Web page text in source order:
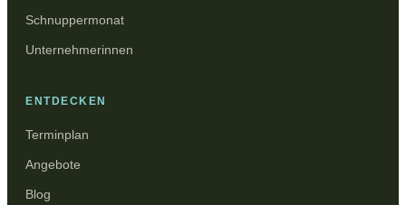
Schnuppermonat
Unternehmerinnen
ENTDECKEN
Terminplan
Angebote
Blog